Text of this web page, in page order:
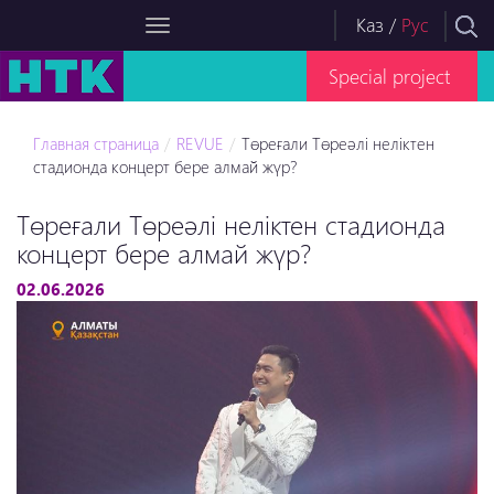
Каз / Рус
Special project
Главная страница REVUE
Төреғали Төреәлі неліктен
стадионда концерт бере алмай жүр?
Төреғали Төреәлі неліктен стадионда
концерт бере алмай жүр?
02.06.2026